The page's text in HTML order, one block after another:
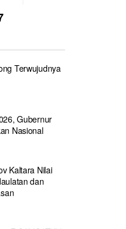
Terwujudnya
Gubernur
Nasional
Kaltara Nilai
dan